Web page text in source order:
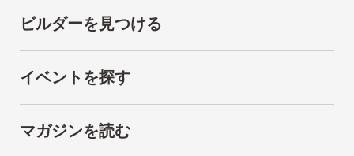
ビルダーを見つける
イベントを探す
マガジンを読む